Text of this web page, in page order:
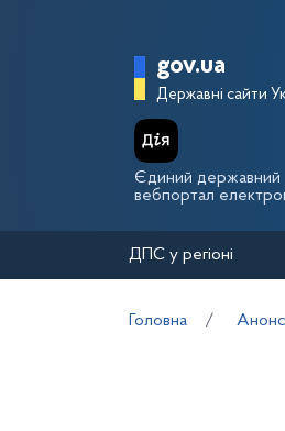
Головна
gov.ua
Державні сайти
Єдиний державний
вебпортал
ДПС у регіоні
Головна